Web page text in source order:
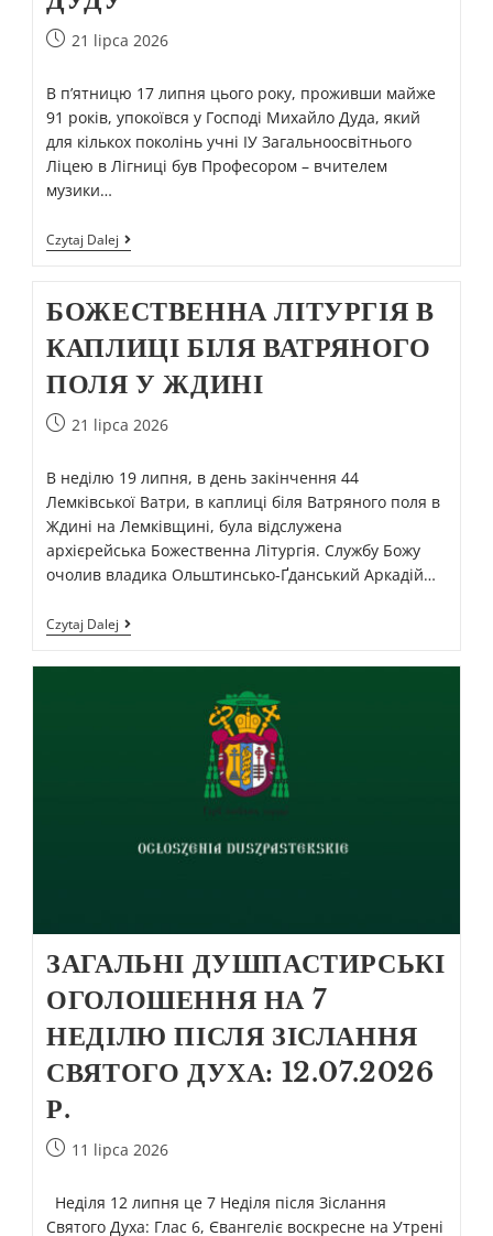
21 lipca 2026
В п’ятницю 17 липня цього року, проживши майже
91 років, упокоївся у Господі Михайло Дуда, який
для кількох поколінь учні ІУ Загальноосвітнього
Ліцею в Лігниці був Професором – вчителем
музики…
Czytaj Dalej
БОЖЕСТВЕННА ЛІТУРГІЯ В
КАПЛИЦІ БІЛЯ ВАТРЯНОГО
ПОЛЯ У ЖДИНІ
21 lipca 2026
В неділю 19 липня, в день закінчення 44
Лемківської Ватри, в каплиці біля Ватряного поля в
Ждині на Лемківщині, була відслужена
архієрейська Божественна Літургія. Службу Божу
очолив владика Ольштинсько-Ґданський Аркадій…
Czytaj Dalej
ЗАГАЛЬНІ ДУШПАСТИРСЬКІ
ОГОЛОШЕННЯ НА 7
НЕДІЛЮ ПІСЛЯ ЗІСЛАННЯ
СВЯТОГО ДУХА: 12.07.2026
Р.
11 lipca 2026
Неділя 12 липня це 7 Неділя після Зіслання
Святого Духа: Глас 6, Євангеліє воскресне на Утрені